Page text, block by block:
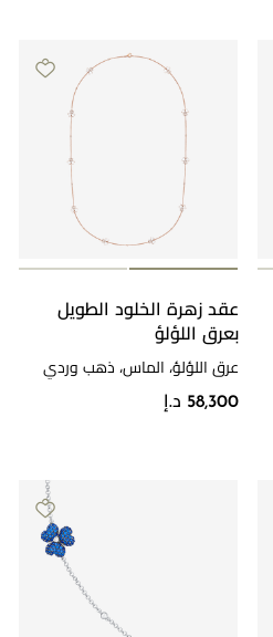
عقد زهرة الخلود الطويل
بعرق اللؤلؤ
عرق اللؤلؤ، الماس، ذهب وردي
58,300 د.إ